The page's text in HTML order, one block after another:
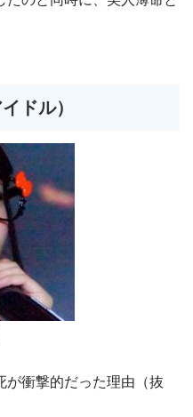
ドル）
が衝撃的だった理由（抜